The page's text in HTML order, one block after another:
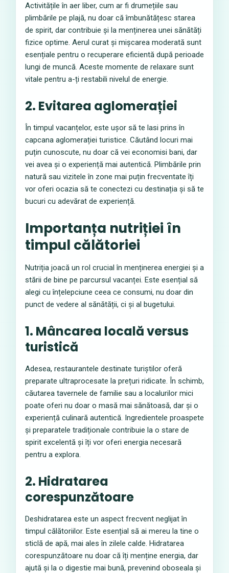
Activitățile în aer liber, cum ar fi drumețiile sau
plimbările pe plajă, nu doar că îmbunătățesc starea
de spirit, dar contribuie și la menținerea unei sănătăți
fizice optime. Aerul curat și mișcarea moderată sunt
esențiale pentru o recuperare eficientă după perioade
lungi de muncă. Aceste momente de relaxare sunt
vitale pentru a-ți restabili nivelul de energie.
2. Evitarea aglomerației
În timpul vacanțelor, este ușor să te lasi prins în
capcana aglomerației turistice. Căutând locuri mai
puțin cunoscute, nu doar că vei economisi bani, dar
vei avea și o experiență mai autentică. Plimbările prin
natură sau vizitele în zone mai puțin frecventate îți
vor oferi ocazia să te conectezi cu destinația și să te
bucuri cu adevărat de experiență.
Importanța nutriției în
timpul călătoriei
Nutriția joacă un rol crucial în menținerea energiei și a
stării de bine pe parcursul vacanței. Este esențial să
alegi cu înțelepciune ceea ce consumi, nu doar din
punct de vedere al sănătății, ci și al bugetului.
1. Mâncarea locală versus
turistică
Adesea, restaurantele destinate turiștilor oferă
preparate ultraprocesate la prețuri ridicate. În schimb,
căutarea tavernele de familie sau a localurilor mici
poate oferi nu doar o masă mai sănătoasă, dar și o
experiență culinară autentică. Ingredientele proaspete
și preparatele tradiționale contribuie la o stare de
spirit excelentă și îți vor oferi energia necesară
pentru a explora.
2. Hidratarea
corespunzătoare
Deshidratarea este un aspect frecvent neglijat în
timpul călătoriilor. Este esențial să ai mereu la tine o
sticlă de apă, mai ales în zilele calde. Hidratarea
corespunzătoare nu doar că îți menține energia, dar
ajută și la o digestie mai bună, prevenind oboseala și